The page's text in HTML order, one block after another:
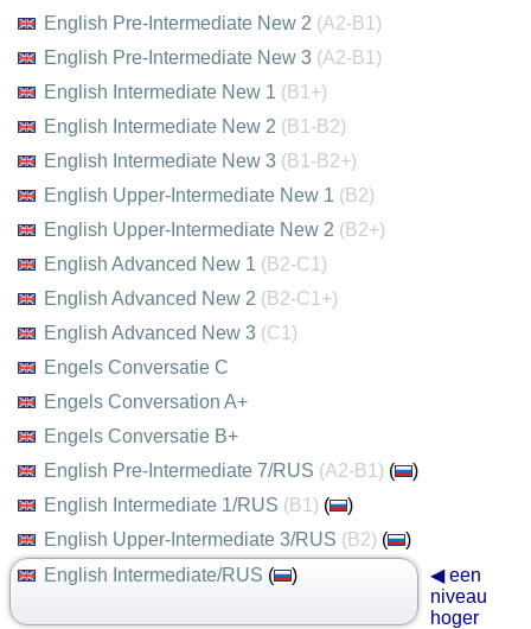
English Pre-Intermediate New 2 (A2-B1)
English Pre-Intermediate New 3 (A2-B1)
English Intermediate New 1 (B1+)
English Intermediate New 2 (B1-B2)
English Intermediate New 3 (B1-B2+)
English Upper-Intermediate New 1 (B2)
English Upper-Intermediate New 2 (B2+)
English Advanced New 1 (B2-C1)
English Advanced New 2 (B2-C1+)
English Advanced New 3 (C1)
Engels Conversatie C
Engels Conversation A+
Engels Conversatie B+
English Pre-Intermediate 7/RUS (A2-B1) (
)
English Intermediate 1/RUS (B1) (
)
English Upper-Intermediate 3/RUS (B2) (
)
English Intermediate/RUS ( )
◀ een
niveau
hoger